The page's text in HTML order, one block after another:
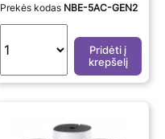
Prekės kodas NBE-5AC-GEN2
Pridėti į
krepšelį